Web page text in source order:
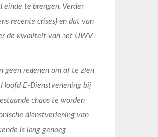
te brengen. Verder
recente crises) en dat van
de kwaliteit van het UWV
geen redenen om af te zien
E-Dienstverlening bij
chaos te worden
dienstverlening van
is lang genoeg